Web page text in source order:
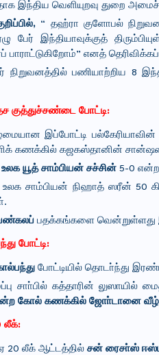
இந்திய வெளியுறவு துறை
“ தஹ்ரா குளோபல்
பேர் இந்தியாவுக்குத்
எனத்
பணியாற்றிய 8
குத்துச்சண்டை போட்டி:
இப்போட்டி பல்கேரியாவின்
கணக்கில் கஜகஸ்தானின்
உலக யூத் சாம்பியன் சச்சின் 5-0
உலக சாம்பியன் நிஹாத் ஸரீன் 50
பதக்கங்களை வென்றுள்ளது
போட்டி:
போட்டியில் தொடா்ந்து
சாா்பில் கத்தாரின்
கோல் கணக்கில் ஜோா்டானை
லீக்:
20 லீக் ஆட்டத்தில் சன் ரைசா்ஸ்